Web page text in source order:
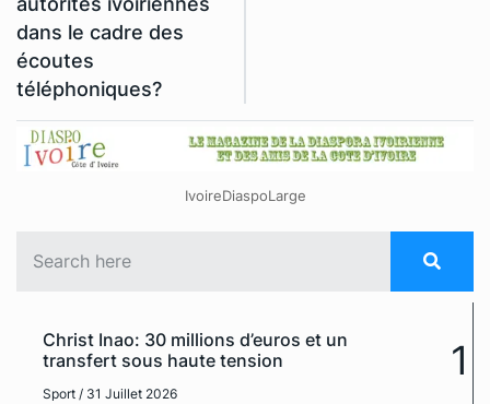
dans le cadre des
écoutes
téléphoniques?
IvoireDiaspoLarge
Christ Inao: 30 millions d’euros et un
transfert sous haute tension
Sport / 31 Juillet 2026
1